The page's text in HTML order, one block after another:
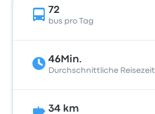
72
bus pro Tag
46Min.
Durchschnittliche Reisezeit
34 km